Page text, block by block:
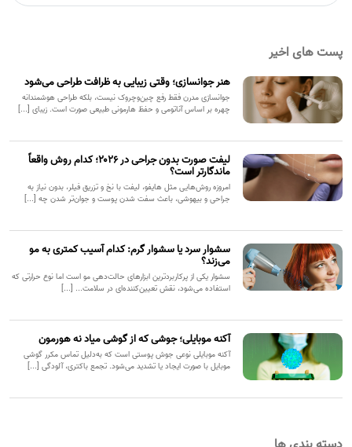
پست های اخیر
هنر جوانسازی؛ وقتی زیبایی به ظرافت طراحی می‌شود
جوانسازی مدرن فقط رفع چین‌وچروک نیست، بلکه طراحی هوشمندانه
چهره بر اساس آناتومی و حفظ هارمونی طبیعی صورت است. زیبای [...]
لیفت صورت بدون جراحی در ۲۰۲۶؛ کدام روش واقعاً
ماندگارتر است؟
امروزه روش‌هایی مثل هایفو، لیفت با نخ و تزریق فیلر، بدون نیاز به
جراحی و بیهوشی، باعث سفت شدن پوست و جوان‌تر شدن چه [...]
سشوار سرد یا سشوار گرم: کدام آسیب کمتری به مو
می‌زند؟
سشوار یکی از پرکاربردترین ابزارهای حالت‌دهی مو است اما نوع حرارتی که
استفاده می‌شود، نقش تعیین‌کننده‌ای در سلامت... [...]
آکنه موبایلی؛ جوشی که از گوشی میاد نه هورمون
آکنه موبایلی نوعی جوش پوستی است که به‌دلیل تماس مکرر گوشی
موبایل با صورت ایجاد یا تشدید می‌شود. تجمع باکتری، آلودگی [...]